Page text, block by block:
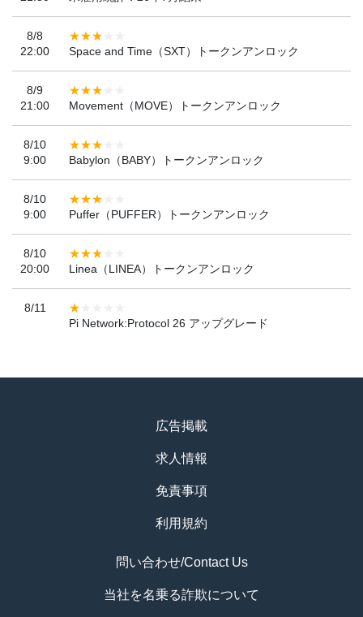
8/8
22:00
Space and Time（SXT）トークンアンロック
8/9
21:00
Movement（MOVE）トークンアンロック
8/10
9:00
Babylon（BABY）トークンアンロック
8/10
9:00
Puffer（PUFFER）トークンアンロック
8/10
20:00
Linea（LINEA）トークンアンロック
8/11
Pi Network:Protocol 26 アップグレード
広告掲載
求人情報
免責事項
利用規約
問い合わせ/Contact Us
当社を名乗る詐欺について